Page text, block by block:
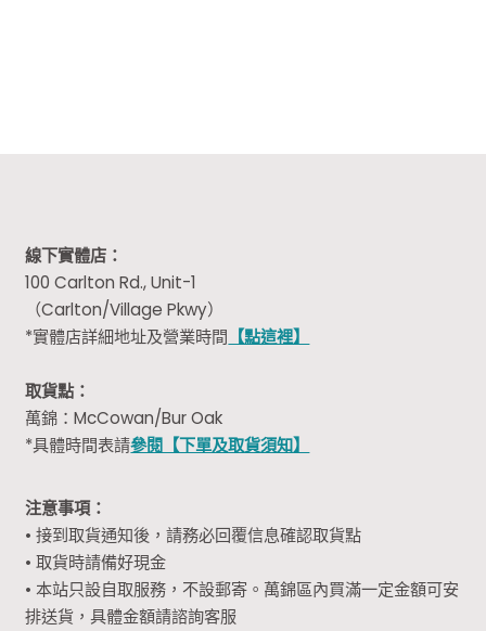
線下實體店：
100 Carlton Rd., Unit-1
（Carlton/Village Pkwy）
*實體店詳細地址及營業時間 【點這裡】
取貨點：
萬錦：McCowan/Bur Oak
*具體時間表請參閱【下單及取貨須知】
注意事項：
• 接到取貨通知後，請務必回覆信息確認取貨點
• 取貨時請備好現金
• 本站只設自取服務，不設郵寄。萬錦區內買滿一定金額可安
排送貨，具體金額請諮詢客服